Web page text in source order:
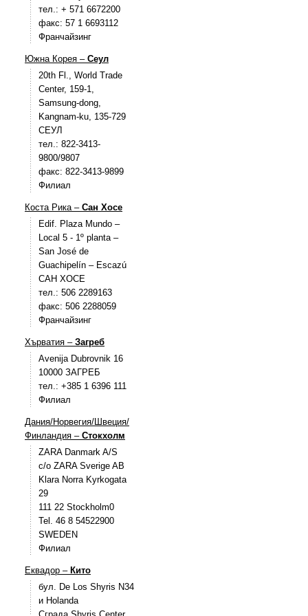
тел.: + 571 6672200
факс: 57 1 6693112
Франчайзинг
Южна Корея – Сеул
20th Fl., World Trade
Center, 159-1,
Samsung-dong,
Kangnam-ku, 135-729
СЕУЛ
тел.: 822-3413-
9800/9807
факс: 822-3413-9899
Филиал
Коста Рика – Сан Хосе
Edif. Plaza Mundo –
Local 5 - 1º planta –
San José de
Guachipelín – Escazú
САН ХОСЕ
тел.: 506 2289163
факс: 506 2288059
Франчайзинг
Хърватия – Загреб
Avenija Dubrovnik 16
10000 ЗАГРЕБ
тел.: +385 1 6396 111
Филиал
Дания/Норвегия/Швеция/
Финландия – Стокхолм
ZARA Danmark A/S
c/o ZARA Sverige AB
Klara Norra Kyrkogata
29
111 22 Stockholm0
Tel. 46 8 54522900
SWEDEN
Филиал
Еквадор – Кито
бул. De Los Shyris N34
и Holanda